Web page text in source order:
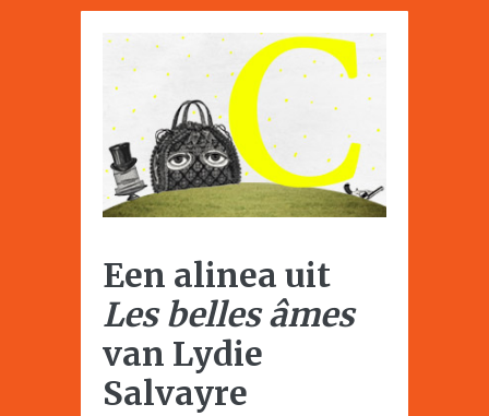
Een alinea uit
Les belles âmes
van Lydie
Salvayre